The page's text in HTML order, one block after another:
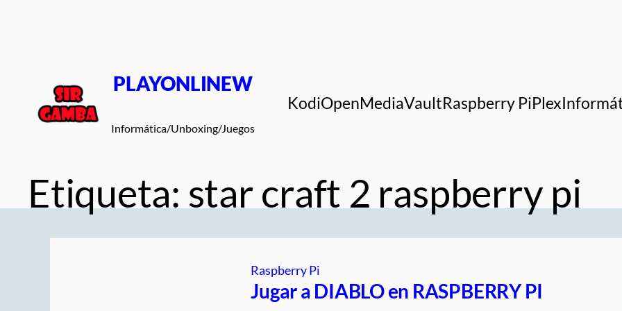
PLAYONLINEW
Informática/Unboxing/Juegos
KodiOpenMediaVaultRaspberry PiPlex
Etiqueta: star craft 2 raspberry pi
Raspberry Pi
Jugar a DIABLO en RASPBERRY PI